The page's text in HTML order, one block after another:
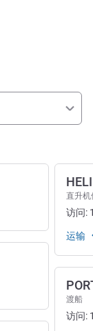
直升
访问:
运输
渡船
访问: